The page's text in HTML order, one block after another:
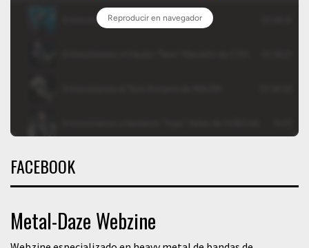
FACEBOOK
Metal-Daze Webzine